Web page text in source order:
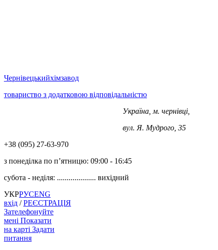
Чернівецькийхімзавод
товариство з додатковою відповідальністю
Україна, м. чернівці,
вул. Я. Мудрого, 35
+38 (‎‎095) 27-63-970
з понеділка по п’ятницю: 09:00 - 16:45
субота - неділя: .................... вихідний
УКРРУСENG
вхід /РЕЄСТРАЦІЯ
Зателефонуйте
мені Показати
на карті Задати
питання